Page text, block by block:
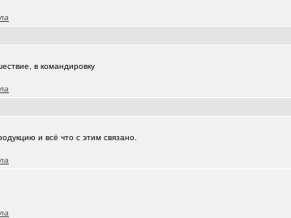
(Злыдня)
отделка.
(Zheka)
в командировку
и всё что с этим связано.